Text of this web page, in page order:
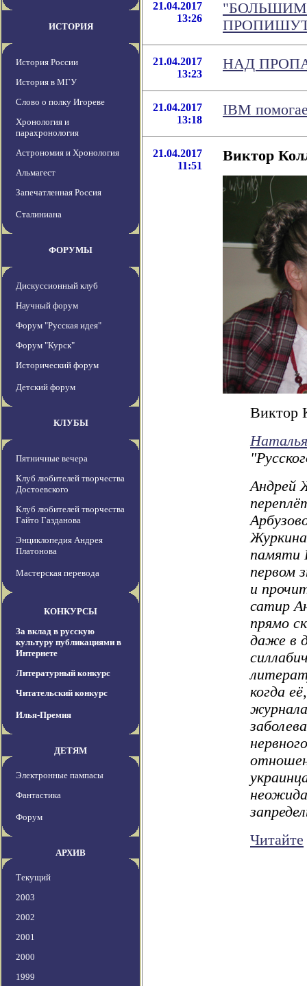
ИСТОРИЯ
История России
История в МГУ
Слово о полку Игореве
Хронология и
парахронология
Астрономия и Хронология
Альмагест
Запечатленная Россия
Сталиниана
ФОРУМЫ
Дискуссионный клуб
Научный форум
Форум "Русская идея"
Форум "Курск"
Исторический форум
Детский форум
КЛУБЫ
Пятничные вечера
Клуб любителей творчества
Достоевского
Клуб любителей творчества
Гайто Газданова
Энциклопедия Андрея
Платонова
Мастерская перевода
КОНКУРСЫ
За вклад в русскую
культуру публикациями в
Интернете
Литературный конкурс
Читательский конкурс
Илья-Премия
ДЕТЯМ
Электронные пампасы
Фантастика
Форум
АРХИВ
Текущий
2003
2002
2001
2000
1999
21.04.2017
13:26
21.04.2017
13:23
НАД
21.04.2017
13:18
IBM
21.04.2017
11:51
Виктор
Виктор
Андрей
памяти
первом
и
сатир
прямо
даже в
когда
Читайте